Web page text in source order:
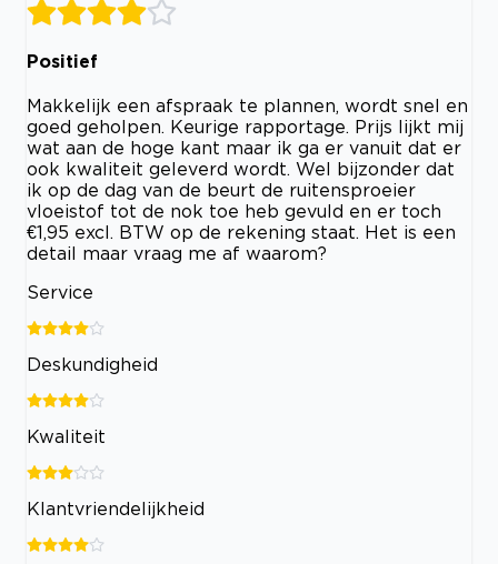
Positief
Makkelijk een afspraak te plannen, wordt snel en
goed geholpen. Keurige rapportage. Prijs lijkt mij
wat aan de hoge kant maar ik ga er vanuit dat er
ook kwaliteit geleverd wordt. Wel bijzonder dat
ik op de dag van de beurt de ruitensproeier
vloeistof tot de nok toe heb gevuld en er toch
€1,95 excl. BTW op de rekening staat. Het is een
detail maar vraag me af waarom?
Service
Deskundigheid
Kwaliteit
Klantvriendelijkheid